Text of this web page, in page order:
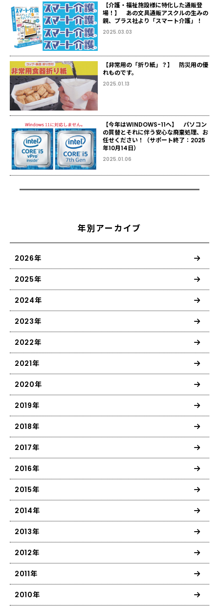
【介護・福祉施設様に特化した通販登
場！】 あの文具通販アスクルの生みの
親、プラス社より「スマート介護」！
2025.03.03
【非常用の「折り紙」？】 防災用の優
れものです。
2025.01.13
【今年はWINDOWS-11へ】 パソコン
の買替とそれに伴う安心な廃棄処理、お
任せください！（サポート終了：2025
年10月14日）
2025.01.06
年別アーカイブ
2026年
2025年
2024年
2023年
2022年
2021年
2020年
2019年
2018年
2017年
2016年
2015年
2014年
2013年
2012年
2011年
2010年